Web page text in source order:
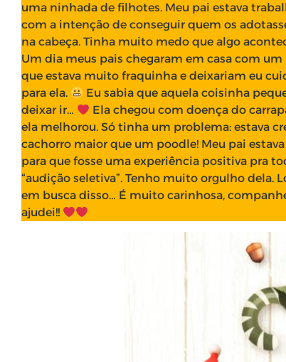
uma ninhada de filhotes. Meu pai estava
com a intenção de conseguir quem os
na cabeça. Tinha muito medo que algo
Um dia meus pais chegaram em casa com
que estava muito fraquinha e deixariam eu
para ela.
Eu sabia que aquela coisinha
deixar ir…
Ela chegou com doença do
ela melhorou. Só tinha um problema: estava
cachorro maior que um poodle! Meu pai
para que fosse uma experiência positiva pra
“audição seletiva”. Tenho muito orgulho dela.
em busca disso… É muito carinhosa,
ajudei!!